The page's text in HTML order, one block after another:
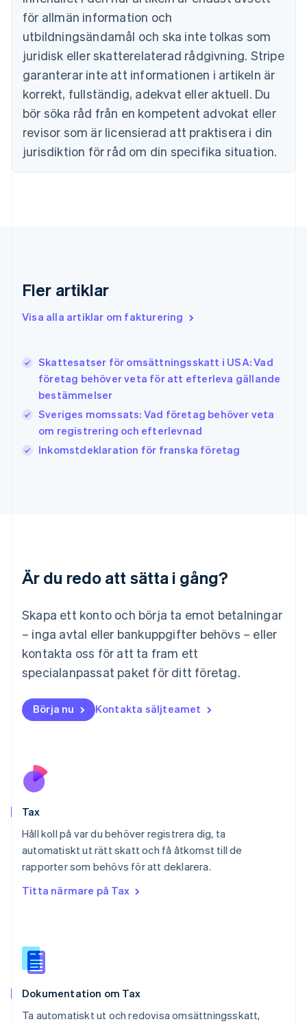
för allmän information och
utbildningsändamål och ska inte tolkas som
juridisk eller skatterelaterad rådgivning. Stripe
garanterar inte att informationen i artikeln är
korrekt, fullständig, adekvat eller aktuell. Du
bör söka råd från en kompetent advokat eller
revisor som är licensierad att praktisera i din
jurisdiktion för råd om din specifika situation.
Fler artiklar
Visa alla artiklar om fakturering
Skattesatser för omsättningsskatt i USA: Vad
företag behöver veta för att efterleva gällande
bestämmelser
Sveriges momssats: Vad företag behöver veta
om registrering och efterlevnad
Inkomstdeklaration för franska företag
Är du redo att sätta i gång?
Skapa ett konto och börja ta emot betalningar
– inga avtal eller bankuppgifter behövs – eller
kontakta oss för att ta fram ett
specialanpassat paket för ditt företag.
Börja nu Kontakta säljteamet
Tax
Håll koll på var du behöver registrera dig, ta
automatiskt ut rätt skatt och få åtkomst till de
rapporter som behövs för att deklarera.
Titta närmare på Tax
Dokumentation om Tax
Ta automatiskt ut och redovisa omsättningsskatt,
Bulgarien
English
Cypern
Danmark
English
Estland
English
Fastlandskina
简体中文English
EnglishSvenska
Frankrike
Hongkong SAR, Kina
English 简体中文
Indien
Italien
ItalianoEnglish
Japan
日本語
Kanada
EnglishFrançais
Kroatien
FrançaisDeutschEnglish
Malta
English
Mexiko
Español English
Nederländerna
Norge
English
English
Portugal
Schweiz
DeutschFrançaisItalianoEnglish
Singapore
Slovakien
Spanien
Español
English
Sverige